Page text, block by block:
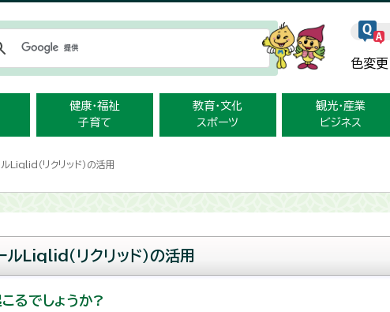
色変更
健康・福祉
子育て
教育・文化
スポーツ
観光・産業
ビジネス
Liqlid（リクリッド）の活用
ルLiqlid（リクリッド）の活用
るでしょうか?